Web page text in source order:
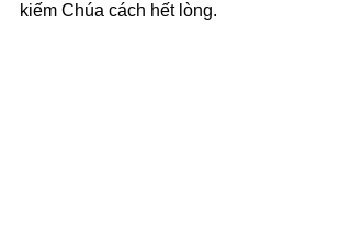
kiếm Chúa cách hết lòng.